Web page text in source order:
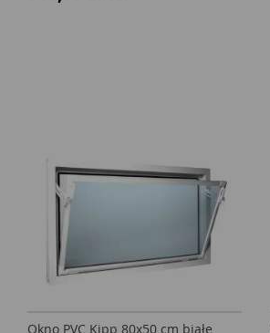
Okno PVC Kipp 80x50 cm białe